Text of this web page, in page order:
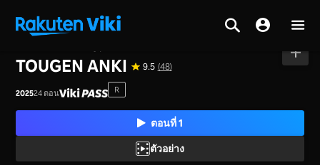
TOUGEN ANKI 9.5 (48)
202524 ตอน R
ตอนที่ 1
ตัวอย่าง